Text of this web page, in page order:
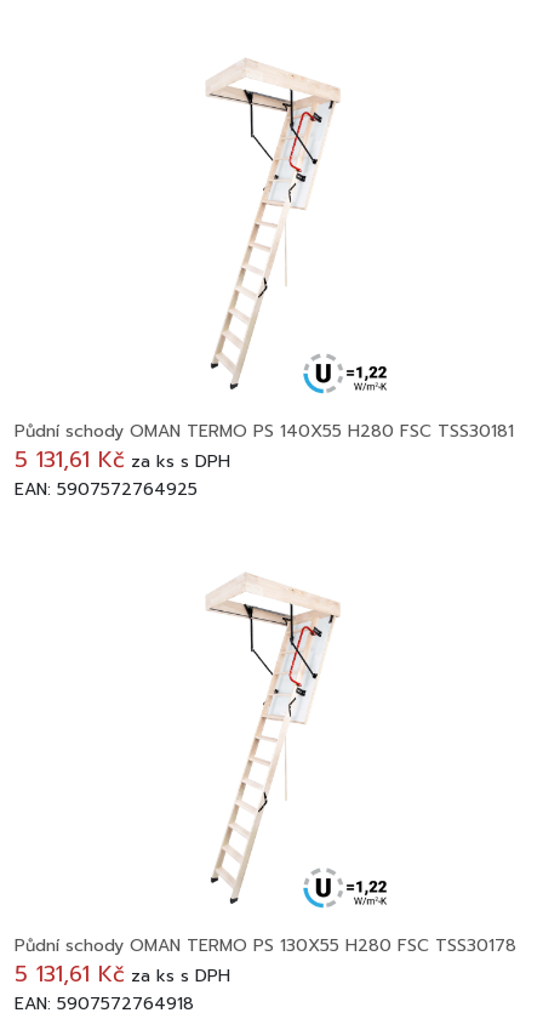
Půdní schody OMAN TERMO PS 140X55 H280 FSC TSS30181
5 131,61 Kč za ks s DPH
EAN: 5907572764925
Půdní schody OMAN TERMO PS 130X55 H280 FSC TSS30178
5 131,61 Kč za ks s DPH
EAN: 5907572764918